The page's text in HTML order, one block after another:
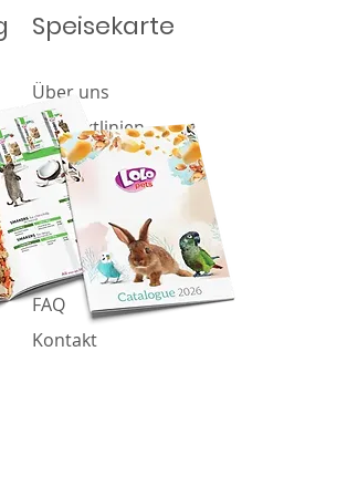
Speisekarte
Über uns
Produktlinien
Angebot
Katalog
Nachricht
Cookie-Richtlinie
FAQ
Kontakt